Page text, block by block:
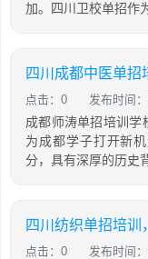
加。四川卫校单招作
四川成都中医单招
点击：0 发布时间
成都师涛单招培训学
为成都学子打开新
分，具有深厚的历史
点击：0 发布时间